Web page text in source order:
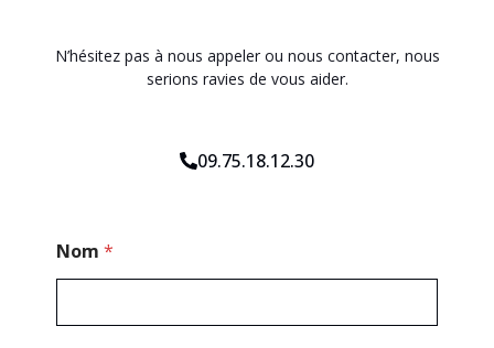
N’hésitez pas à nous appeler ou nous contacter, nous
serions ravies de vous aider.
09.75.18.12.30
C
o
Nom *